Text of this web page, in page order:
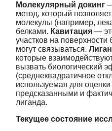
Молекулярный докинг
метод, который
молекулы (например,
белками. Кавитация —
участков на поверхности
могут связываться.
которые
вызвать биологический
(среднеквадратичное
используемая для
предсказанными и
лиганда.
Текущее состояние